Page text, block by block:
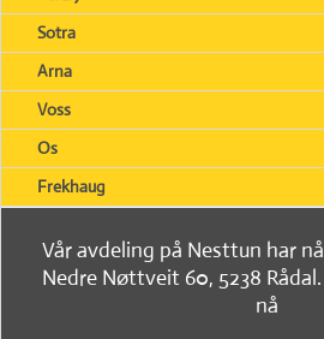
Sotra
Arna
Voss
Os
Frekhaug
Vår avdeling på Nesttun har
Nedre Nøttveit 60, 5238
nå